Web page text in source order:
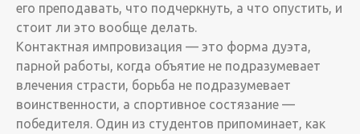
его преподавать, что подчеркнуть, а что опустить, и
стоит ли это вообще делать.
Контактная импровизация — это форма дуэта,
парной работы, когда объятие не подразумевает
влечения страсти, борьба не подразумевает
воинственности, а спортивное состязание —
победителя. Один из студентов припоминает, как